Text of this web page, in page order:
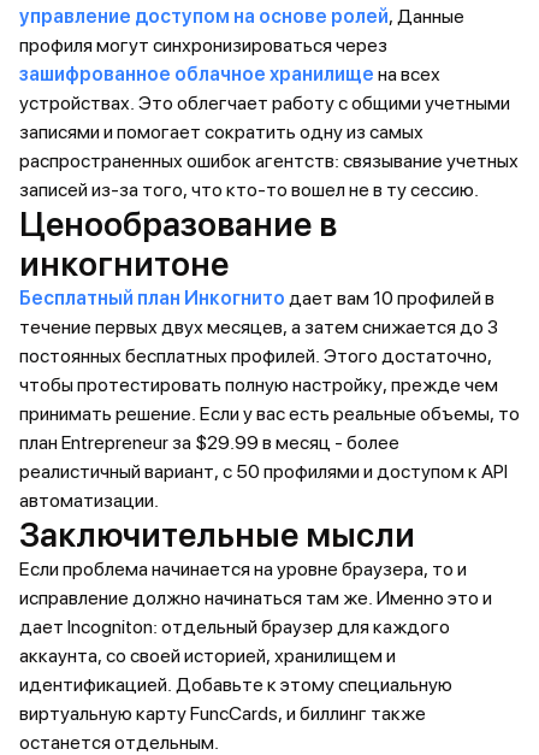
управление доступом на основе ролей, Данные
профиля могут синхронизироваться через
зашифрованное облачное хранилище на всех
устройствах. Это облегчает работу с общими учетными
записями и помогает сократить одну из самых
распространенных ошибок агентств: связывание учетных
записей из-за того, что кто-то вошел не в ту сессию.
Ценообразование в
инкогнитоне
Бесплатный план Инкогнито дает вам 10 профилей в
течение первых двух месяцев, а затем снижается до 3
постоянных бесплатных профилей. Этого достаточно,
чтобы протестировать полную настройку, прежде чем
принимать решение. Если у вас есть реальные объемы, то
план Entrepreneur за $29.99 в месяц - более
реалистичный вариант, с 50 профилями и доступом к API
автоматизации.
Заключительные мысли
Если проблема начинается на уровне браузера, то и
исправление должно начинаться там же. Именно это и
дает Incogniton: отдельный браузер для каждого
аккаунта, со своей историей, хранилищем и
идентификацией. Добавьте к этому специальную
виртуальную карту FuncCards, и биллинг также
останется отдельным.